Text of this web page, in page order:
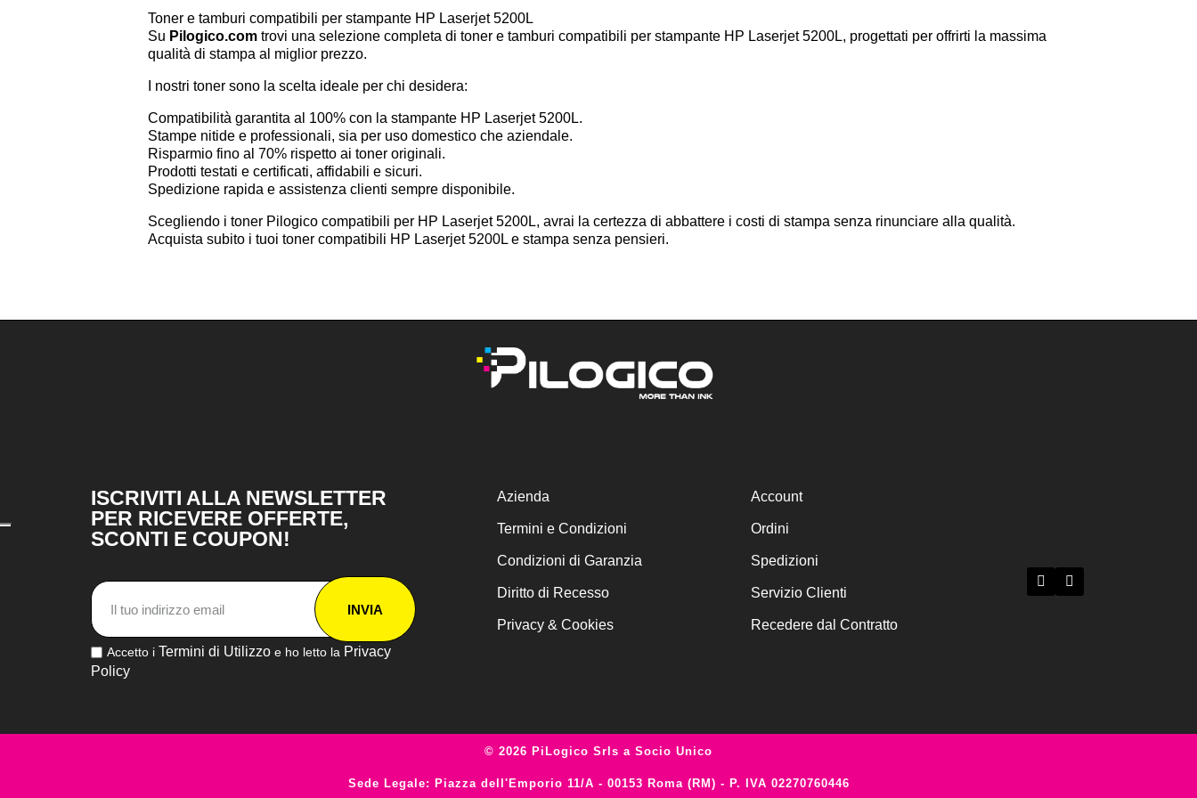
Toner e tamburi compatibili per stampante HP Laserjet 5200L
Su Pilogico.com trovi una selezione completa di toner e tamburi compatibili per stampante HP Laserjet 5200L, progettati per offrirti la massima
qualità di stampa al miglior prezzo.
I nostri toner sono la scelta ideale per chi desidera:
Compatibilità garantita al 100% con la stampante HP Laserjet 5200L.
Stampe nitide e professionali, sia per uso domestico che aziendale.
Risparmio fino al 70% rispetto ai toner originali.
Prodotti testati e certificati, affidabili e sicuri.
Spedizione rapida e assistenza clienti sempre disponibile.
Scegliendo i toner Pilogico compatibili per HP Laserjet 5200L, avrai la certezza di abbattere i costi di stampa senza rinunciare alla qualità.
Acquista subito i tuoi toner compatibili HP Laserjet 5200L e stampa senza pensieri.
ISCRIVITI ALLA NEWSLETTER
PER RICEVERE OFFERTE,
SCONTI E COUPON!
INVIA
Accetto i Termini di Utilizzo e ho letto la Privacy
Policy
Azienda
Termini e Condizioni
Condizioni di Garanzia
Diritto di Recesso
Privacy & Cookies
Account
Ordini
Spedizioni
Servizio Clienti
Recedere dal Contratto
© 2026 PiLogico Srls a Socio Unico
Sede Legale: Piazza dell'Emporio 11/A - 00153 Roma (RM) - P. IVA 02270760446